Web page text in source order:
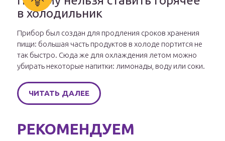
в холодильник
Прибор был создан для продления сроков хранения
пищи: большая часть продуктов в холоде портится не
так быстро. Сюда же для охлаждения летом можно
убирать некоторые напитки: лимонады, воду или соки.
ЧИТАТЬ ДАЛЕЕ
РЕКОМЕНДУЕМ